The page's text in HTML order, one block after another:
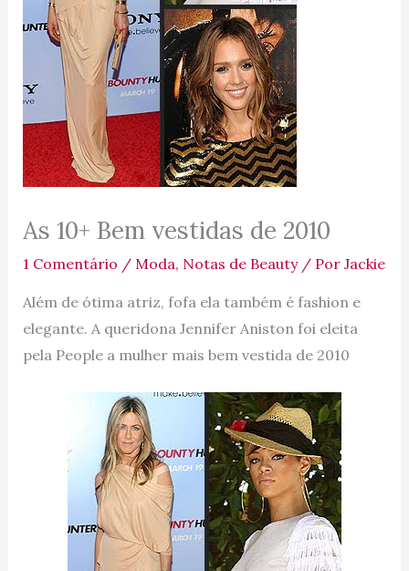
As 10+ Bem vestidas de 2010
1 Comentário / Moda, Notas de Beauty/ Por Jackie
Além de ótima atriz, fofa ela também é fashion e
elegante. A queridona Jennifer Aniston foi eleita
pela People a mulher mais bem vestida de 2010